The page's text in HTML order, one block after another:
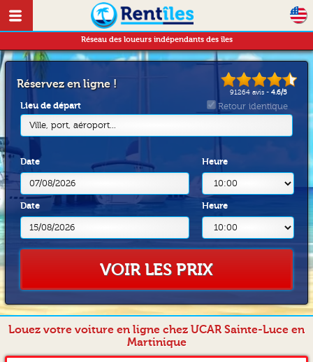
Réseau des loueurs indépendants des îles
91264 avis -4.6/5
Réservez en ligne !
Lieu de départ
Ville, port, aéroport...
Retour identique
Date Heure
Date Heure
VOIR LES PRIX
Louez votre voiture en ligne chez UCAR Sainte-Luce en
Martinique